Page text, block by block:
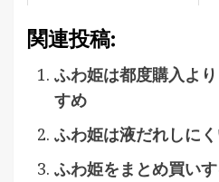
関連投稿:
ふわ姫は都度購入よ
すめ
ふわ姫は液だれしに
ふわ姫をまとめ買い